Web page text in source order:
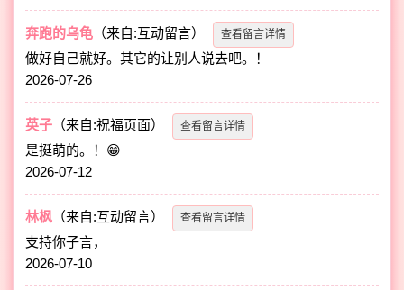
奔跑的乌龟 （来自:互动留言） 查看留言详情
做好自己就好。其它的让别人说去吧。！
2026-07-26
英子 （来自:祝福页面） 查看留言详情
是挺萌的。！😁
2026-07-12
林枫 （来自:互动留言） 查看留言详情
支持你子言，
2026-07-10